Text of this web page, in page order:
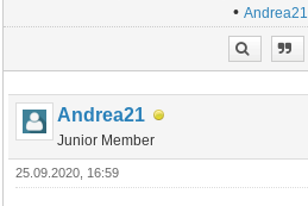
•Andrea21
Andrea21
Junior Member
25.09.2020, 16:59